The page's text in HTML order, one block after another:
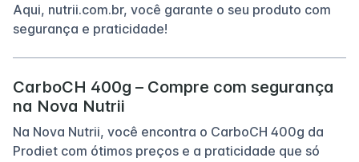
Aqui, nutrii.com.br, você garante o seu produto com
segurança e praticidade!
CarboCH 400g – Compre com segurança
na Nova Nutrii
Na Nova Nutrii, você encontra o CarboCH 400g da
Prodiet com ótimos preços e a praticidade que só